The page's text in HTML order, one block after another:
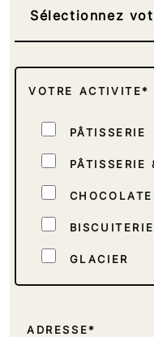
VOTRE ACTIVITE*
PÂTISSERIE
PÂTISSERIE
BISCUITERIE
GLACIER
TRAITEUR
ADRESSE